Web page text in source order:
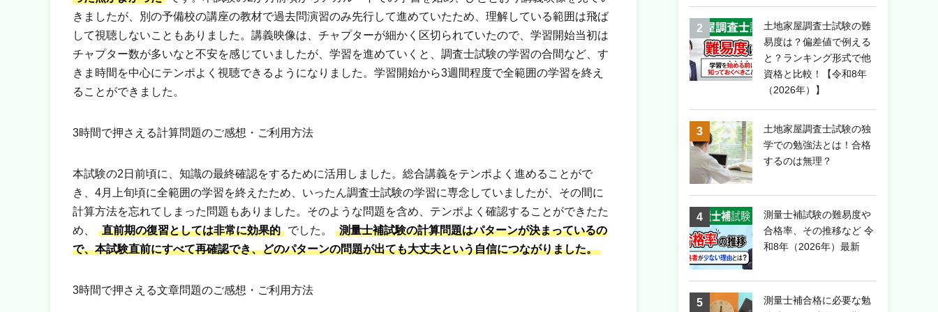
きましたが、別の予備校の講座の教材で過去問演習のみ先行して進めていたため、理解している範囲は飛ば
して視聴しないこともありました。講義映像は、チャプターが細かく区切られていたので、学習開始当初は
チャプター数が多いなと不安を感じていましたが、学習を進めていくと、調査士試験の学習の合間など、す
きま時間を中心にテンポよく視聴できるようになりました。学習開始から3週間程度で全範囲の学習を終え
ることができました。
3時間で押さえる計算問題のご感想・ご利用方法
本試験の2日前頃に、知識の最終確認をするために活用しました。総合講義をテンポよく進めることがで
き、4月上旬頃に全範囲の学習を終えたため、いったん調査士試験の学習に専念していましたが、その間に
計算方法を忘れてしまった問題もありました。そのような問題を含め、テンポよく確認することができたた
め、
直前期の復習としては非常に効果的 でした。
測量士補試験の計算問題はパターンが決まっているの
で、本試験直前にすべて再確認でき、どのパターンの問題が出ても大丈夫という自信につながりました。
3時間で押さえる文章問題のご感想・ご利用方法
土地家屋調査士試験の難
易度は？偏差値で例える
と？ランキング形式で他
資格と比較！【令和8年
（2026年）】
土地家屋調査士試験の独
学での勉強法とは！合格
するのは無理？
測量士補試験の難易度や
合格率、その推移など 令
和8年（2026年）最新
測量士補合格に必要な勉